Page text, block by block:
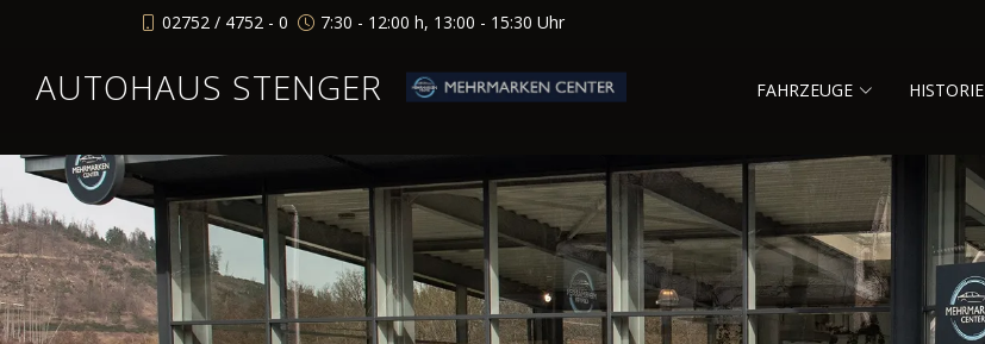
02752 / 4752 - 0 7:30 - 12:00 h, 13:00 - 15:30 Uhr
AUTOHAUS STENGER FAHRZEUGE HISTORIE